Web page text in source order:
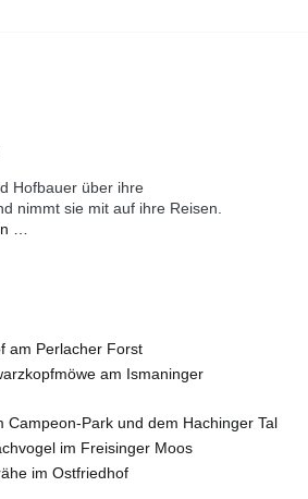
Hofbauer über ihre
nimmt sie mit auf ihre Reisen.
…
am Perlacher Forst
am Ismaninger
Campeon-Park und dem Hachinger Tal
im Freisinger Moos
im Ostfriedhof